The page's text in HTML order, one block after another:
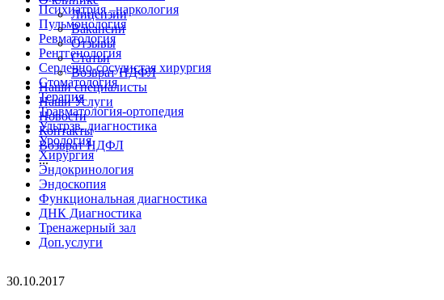
Лицензии
Вакансии
Отзывы
Статьи
Возврат НДФЛ
Наши специалисты
Наши Услуги
Новости
Контакты
Возврат НДФЛ
...
Психиатрия –наркология
Пульмонология
Ревматология
Рентгенология
Сердечно-сосудистая хирургия
Стоматология
Терапия
Травматология-ортопедия
Ультрзв. диагностика
Урология
Хирургия
Эндокринология
Эндоскопия
Функциональная диагностика
ДНК Диагностика
Тренажерный зал
Доп.услуги
30.10.2017